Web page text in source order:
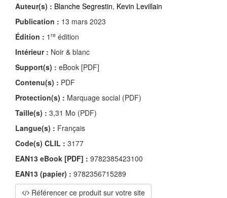
Auteur(s) : Blanche Segrestin, Kevin Levillain
Publication : 13 mars 2023
Édition : 1 re édition
Intérieur : Noir & blanc
Support(s) : eBook [PDF]
Contenu(s) : PDF
Protection(s) : Marquage social (PDF)
Taille(s) : 3,31 Mo (PDF)
Langue(s) : Français
Code(s) CLIL : 3177
EAN13 eBook [PDF] : 9782385423100
EAN13 (papier) : 9782356715289
Référencer ce produit sur votre site